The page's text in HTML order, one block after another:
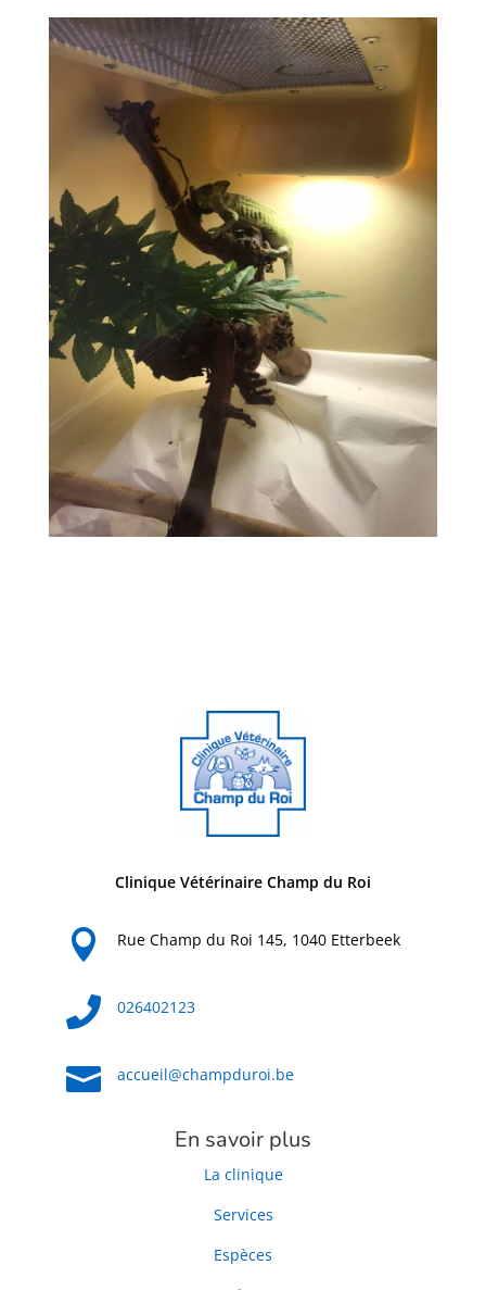
Clinique Vétérinaire Champ du Roi
 Rue Champ du Roi 145, 1040 Etterbeek
 026402123
 accueil@champduroi.be
En savoir plus
La clinique
Services
Espèces